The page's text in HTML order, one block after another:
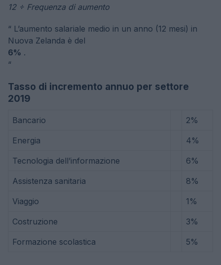
12 ÷ Frequenza di aumento
“ L’aumento salariale medio in un anno (12 mesi) in
Nuova Zelanda è del
6% .
“
Tasso di incremento annuo per settore
2019
Bancario 2%
Energia 4%
Tecnologia dell’informazione 6%
Assistenza sanitaria 8%
Viaggio 1%
Costruzione 3%
Formazione scolastica 5%